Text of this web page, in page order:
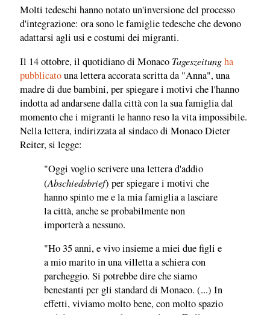
Molti tedeschi hanno notato un'inversione del processo
d'integrazione: ora sono le famiglie tedesche che devono
adattarsi agli usi e costumi dei migranti.
Il 14 ottobre, il quotidiano di Monaco Tageszeitungha
pubblicatouna lettera accorata scritta da "Anna", una
madre di due bambini, per spiegare i motivi che l'hanno
indotta ad andarsene dalla città con la sua famiglia dal
momento che i migranti le hanno reso la vita impossibile.
Nella lettera, indirizzata al sindaco di Monaco Dieter
Reiter, si legge:
"Oggi voglio scrivere una lettera d'addio
(Abschiedsbrief) per spiegare i motivi che
hanno spinto me e la mia famiglia a lasciare
la città, anche se probabilmente non
importerà a nessuno.
"Ho 35 anni, e vivo insieme a miei due figli e
a mio marito in una villetta a schiera con
parcheggio. Si potrebbe dire che siamo
benestanti per gli standard di Monaco. (...) In
effetti, viviamo molto bene, con molto spazio